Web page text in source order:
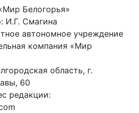
Белогорья»
И.Г. Смагина
автономное учреждение
компания «Мир
область, г.
60
редакции: